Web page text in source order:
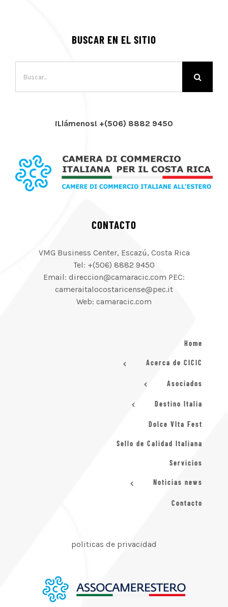
BUSCAR EN EL SITIO
¡Llámenos! +(506) 8882 9450
CONTACTO
VMG Business Center, Escazú, Costa Rica
Tel: +(506) 8882 9450
Email: direccion@camaracic.com PEC:
cameraitalocostaricense@pec.it
Web: camaracic.com
Home
Acerca de CICIC
Asociados
Destino Italia
Dolce VIta Fest
Sello de Calidad Italiana
Servicios
Noticias news
Contacto
politicas de privacidad